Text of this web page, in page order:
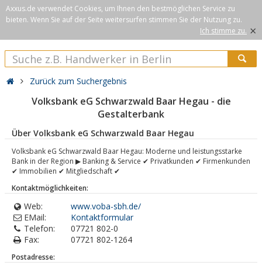
Axxus.de verwendet Cookies, um Ihnen den bestmöglichen Service zu
bieten. Wenn Sie auf der Seite weitersurfen stimmen Sie der Nutzung zu.
Ich stimme zu. ×
Zurück zum Suchergebnis
Volksbank eG Schwarzwald Baar Hegau - die
Gestalterbank
Über Volksbank eG Schwarzwald Baar Hegau
Volksbank eG Schwarzwald Baar Hegau: Moderne und leistungsstarke
Bank in der Region ▶ Banking & Service ✔ Privatkunden ✔ Firmenkunden
✔ Immobilien ✔ Mitgliedschaft ✔
Kontaktmöglichkeiten:
Web:
www.voba-sbh.de/
EMail:
Kontaktformular
Telefon:
07721 802-0
Fax:
07721 802-1264
Postadresse: